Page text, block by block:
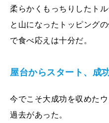
柔らかくもっちりしたト
と山になったトッピング
で食べ応えは十分だ。
屋台からスタート、成
今でこそ大成功を収めた
過去があった。